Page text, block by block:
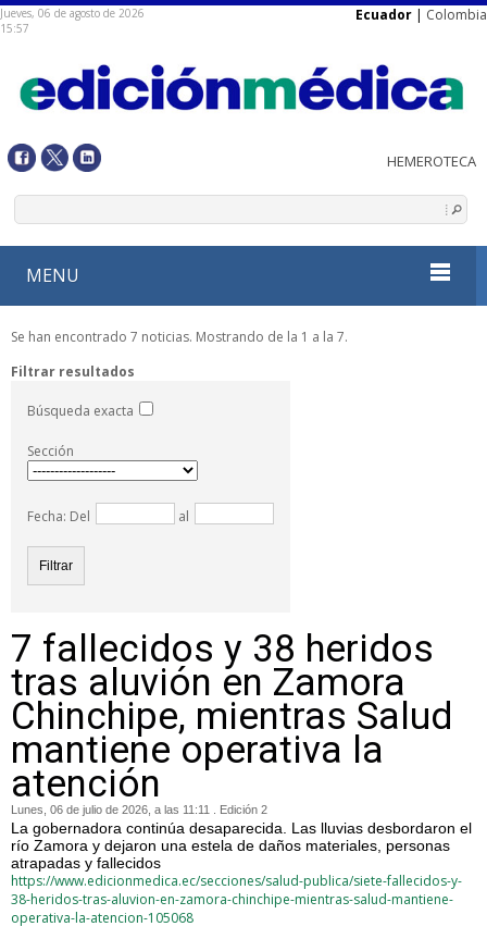
Jueves, 06 de agosto de 2026
15:57
Ecuador | Colombia
MENU
Se han encontrado 7 noticias. Mostrando de la 1 a la 7.
Filtrar resultados
Búsqueda exacta
Sección
Fecha: Del al
7 fallecidos y 38 heridos
tras aluvión en Zamora
Chinchipe, mientras Salud
mantiene operativa la
atención
Lunes, 06 de julio de 2026, a las 11:11 . Edición 2
La gobernadora continúa desaparecida. Las lluvias desbordaron el
río Zamora y dejaron una estela de daños materiales, personas
atrapadas y fallecidos
https://www.edicionmedica.ec/secciones/salud-publica/siete-fallecidos-y-
38-heridos-tras-aluvion-en-zamora-chinchipe-mientras-salud-mantiene-
operativa-la-atencion-105068